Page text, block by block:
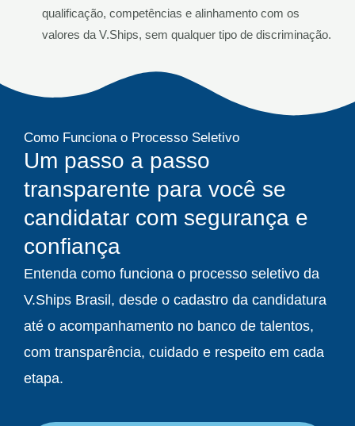
qualificação, competências e alinhamento com os
valores da V.Ships, sem qualquer tipo de discriminação.
Como Funciona o Processo Seletivo
Um passo a passo
transparente para você se
candidatar com segurança e
confiança
Entenda como funciona o processo seletivo da
V.Ships Brasil, desde o cadastro da candidatura
até o acompanhamento no banco de talentos,
com transparência, cuidado e respeito em cada
etapa.